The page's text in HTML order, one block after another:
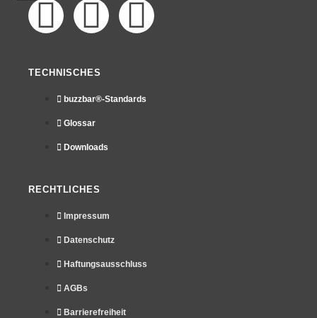
TECHNISCHES
buzzbar®-Standards
Glossar
Downloads
RECHTLICHES
Impressum
Datenschutz
Haftungsausschluss
AGBs
Barrierefreiheit